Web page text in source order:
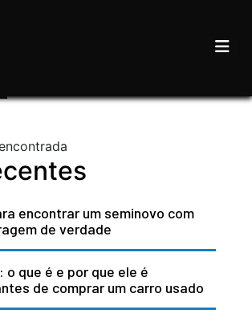
encontrar um seminovo com
de verdade
que é e por que ele é
de comprar um carro usado